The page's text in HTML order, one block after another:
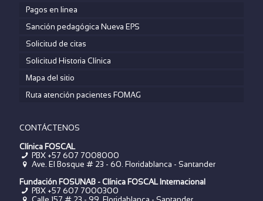
Pagos en linea
Sanción pedagógica Nueva EPS
Solicitud de citas
Solicitud Historia Clínica
Mapa del sitio
Ruta atención pacientes FOMAG
CONTÁCTENOS
Clínica FOSCAL
PBX +57 607 7008000
Ave. El Bosque # 23 - 60. Floridablanca - Santander
Fundación FOSUNAB - Clínica FOSCAL Internacional
PBX +57 607 7000300